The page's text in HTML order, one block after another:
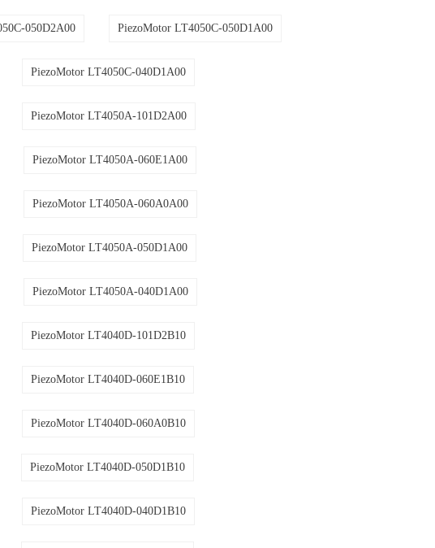
050D2A00 PiezoMotor LT4050C-050D1A00
PiezoMotor LT4050C-040D1A00
PiezoMotor LT4050A-101D2A00
PiezoMotor LT4050A-060E1A00
PiezoMotor LT4050A-060A0A00
PiezoMotor LT4050A-050D1A00
PiezoMotor LT4050A-040D1A00
PiezoMotor LT4040D-101D2B10
PiezoMotor LT4040D-060E1B10
PiezoMotor LT4040D-060A0B10
PiezoMotor LT4040D-050D1B10
PiezoMotor LT4040D-040D1B10